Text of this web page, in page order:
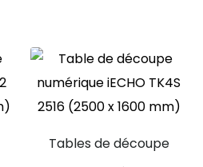
Tables de découpe